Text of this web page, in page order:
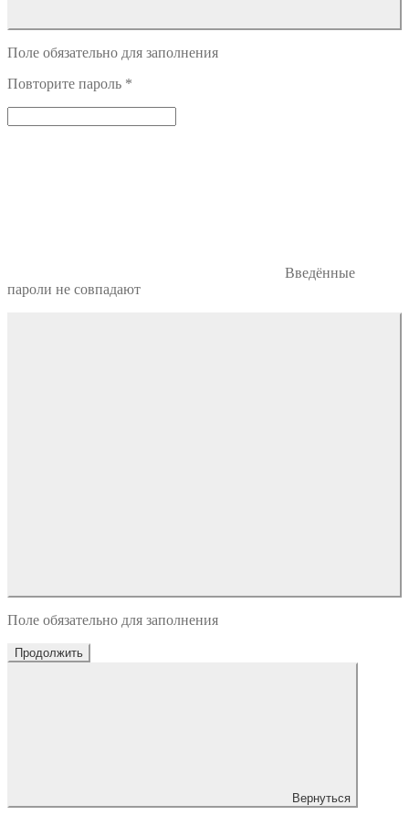
Поле обязательно для заполнения
Повторите пароль *
Введённые
пароли не совпадают
Поле обязательно для заполнения
Продолжить
Вернуться